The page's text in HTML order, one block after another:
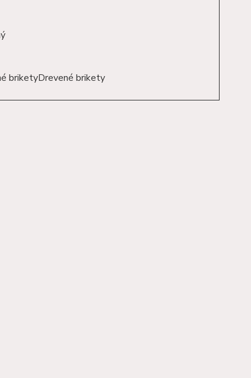
briketyDrevené brikety